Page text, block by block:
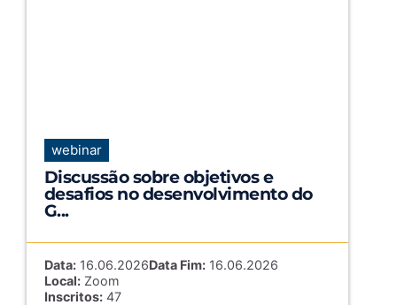
webinar
Discussão sobre objetivos e
desafios no desenvolvimento do
G...
Data:16.06.2026Data Fim:16.06.2026
Local:Zoom
Inscritos:47